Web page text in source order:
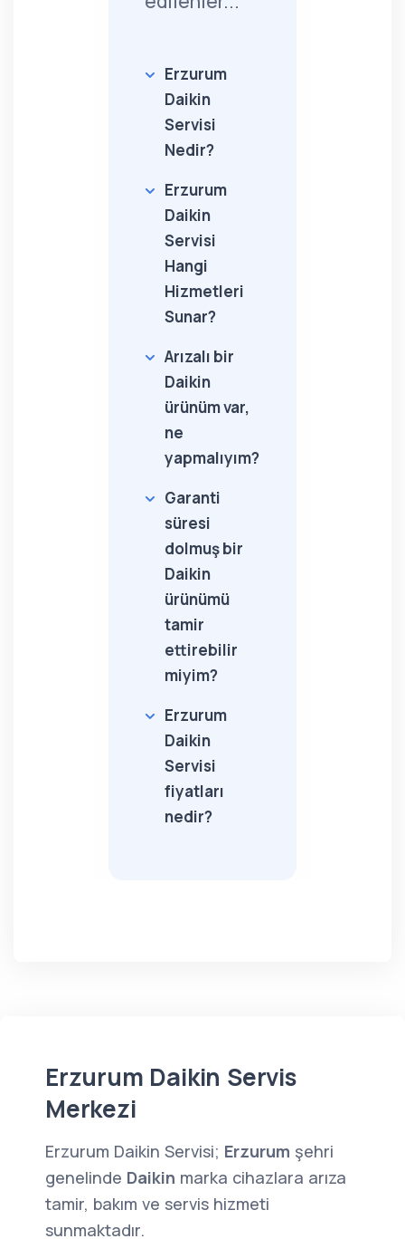
Erzurum
Daikin
Servisi
Nedir?
Erzurum
Daikin
Servisi
Hangi
Hizmetleri
Sunar?
Arızalı bir
Daikin
ürünüm var,
ne
yapmalıyım?
Garanti
süresi
dolmuş bir
Daikin
ürünümü
tamir
ettirebilir
miyim?
Erzurum
Daikin
Servisi
fiyatları
nedir?
Erzurum Daikin Servis
Merkezi
Erzurum Daikin Servisi; Erzurum şehri
genelinde Daikin marka cihazlara arıza
tamir, bakım ve servis hizmeti
sunmaktadır.